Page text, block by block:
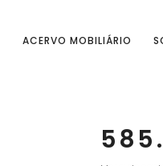
ACERVO MOBILIÁRIO